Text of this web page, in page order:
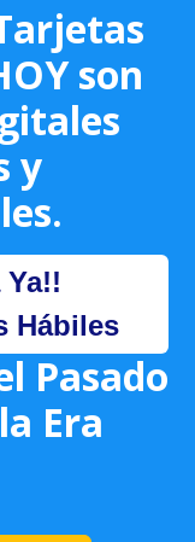
son
y
Hábiles
Pasado
Era